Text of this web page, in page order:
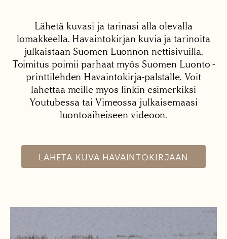
Lähetä kuvasi ja tarinasi alla olevalla
lomakkeella. Havaintokirjan kuvia ja tarinoita
julkaistaan Suomen Luonnon nettisivuilla.
Toimitus poimii parhaat myös Suomen Luonto -
printtilehden Havaintokirja-palstalle. Voit
lähettää meille myös linkin esimerkiksi
Youtubessa tai Vimeossa julkaisemaasi
luontoaiheiseen videoon.
LÄHETÄ KUVA HAVAINTOKIRJAAN